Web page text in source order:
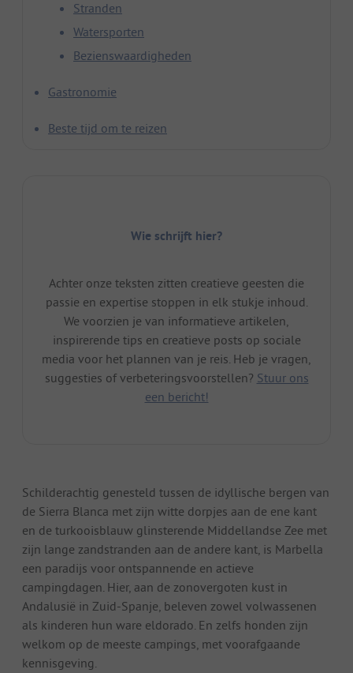
Stranden
Watersporten
Bezienswaardigheden
Gastronomie
Beste tijd om te reizen
Wie schrijft hier?
Achter onze teksten zitten creatieve geesten die
passie en expertise stoppen in elk stukje inhoud.
We voorzien je van informatieve artikelen,
inspirerende tips en creatieve posts op sociale
media voor het plannen van je reis. Heb je vragen,
suggesties of verbeteringsvoorstellen? Stuur ons
een bericht!
Schilderachtig genesteld tussen de idyllische bergen van
de Sierra Blanca met zijn witte dorpjes aan de ene kant
en de turkooisblauw glinsterende Middellandse Zee met
zijn lange zandstranden aan de andere kant, is Marbella
een paradijs voor ontspannende en actieve
campingdagen. Hier, aan de zonovergoten kust in
Andalusië in Zuid-Spanje, beleven zowel volwassenen
als kinderen hun ware eldorado. En zelfs honden zijn
welkom op de meeste campings, met voorafgaande
kennisgeving.